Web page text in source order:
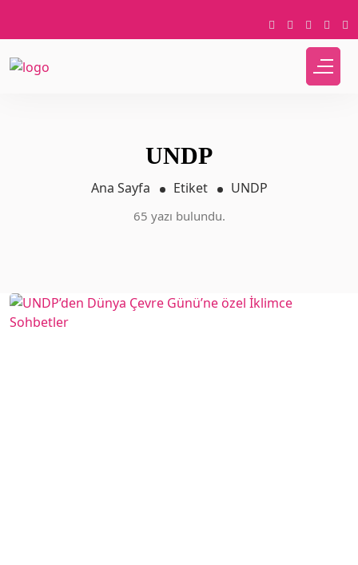
UNDP
Ana Sayfa Etiket UNDP
65 yazı bulundu.